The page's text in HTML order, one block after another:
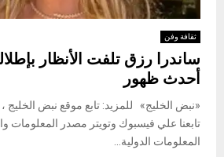
ثقافة وفن
ساندرا رزق تلفت الأنظار
أحدث ظهور
«نبض الخليج» للمزيد: تابع موقع نبض الخليج
تابعنا علي فيسبوك وتويتر مصدر المعلومات
المعلومات الدولية...